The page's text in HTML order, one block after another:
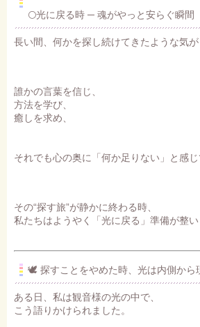
🌕光に戻る時 ─ 魂がやっと安らぐ瞬間
長い間、何かを探し続けてきたような気が
誰かの言葉を信じ、
方法を学び、
癒しを求め、
それでも心の奥に「何か足りない」と感じ
その“探す旅”が静かに終わる時、
私たちはようやく「光に戻る」準備が整い
🕊 探すことをやめた時、光は内側から
ある日、私は観音様の光の中で、
こう語りかけられました。